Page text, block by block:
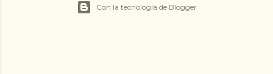
Con la tecnología de Blogger